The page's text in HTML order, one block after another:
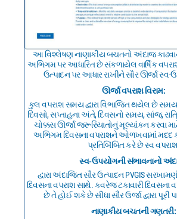
આ વિશ્લેષણ નાણાકીય બચતનો અંદાજ
અભિગમ પર આધારિત છે સંકળાયેલ વાર્ષિક
ઉત્પાદન પર આધાર રાખીને સૌર ઊર્જા સ્વ-
ઊર્જા વપરાશ વિરામ:
કુલ વપરાશ સમય દ્વારા વિભાજિત થયેલ છે
દિવસો, સપ્તાહના અંતે, દિવસનો સમય, સાંજ,
ચોક્કસ ઊર્જા જરૂરિયાતોનું મૂલ્યાંકન કરવા
અભિગમ દિવસના વપરાશને ઓળખવામાં મદદ
પ્રતિબિંબિત કરે છે સ્વ
સ્વ-ઉપયોગની સંભાવનાનો
દ્વારા અંદાજિત સૌર ઉત્પાદન PVGIS
દિવસના વપરાશ સાથે. કવરેજ ટકાવારી દિવસના
છે તે હોઈ શકે છે સીધા સૌર ઉર્જા દ્વારા પૂરી
નાણાકીય બચતની ગણતરી: